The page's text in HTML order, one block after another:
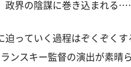
政界の陰謀に巻き込まれる
迫っていく過程はぞくぞく
ンスキー監督の演出が素晴